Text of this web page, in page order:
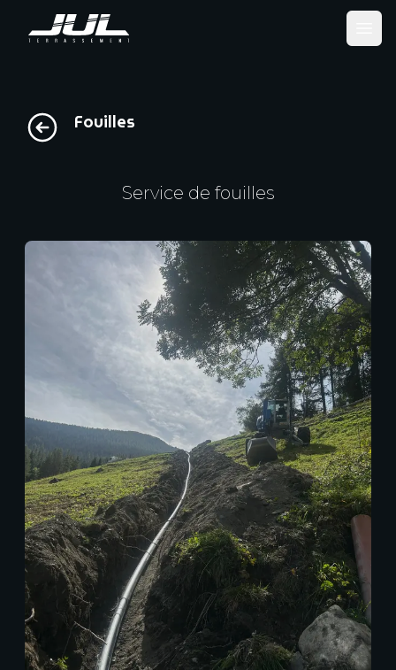
Fouilles
Service de fouilles